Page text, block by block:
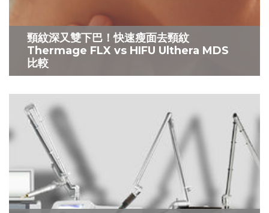
頸紋深又雙下巴！快速瘦面去頸紋
Thermage FLX vs HIFU Ulthera MDS
比較